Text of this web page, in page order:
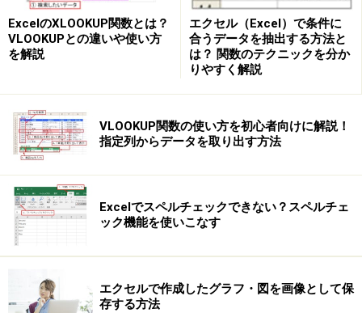
「1.235E+10」（いろいろな数字になりますが、数値
E+数値という形です）のように表示されることもありま
［回避法］
セル幅を広げるか、文字サイズを小さくしましょう。
ExcelのXLOOKUP関数とは？
VLOOKUPとの違いや使い方
を解説
エクセル（Excel）で条件に
合うデータを抽出する方法と
は？ 関数のテクニックを分か
りやすく解説
VLOOKUP関数の使い方を初心者向けに解説！
指定列からデータを取り出す方法
Excelでスペルチェックできない？スペルチェ
ック機能を使いこなす
エクセルで作成したグラフ・図を画像として保
存する方法